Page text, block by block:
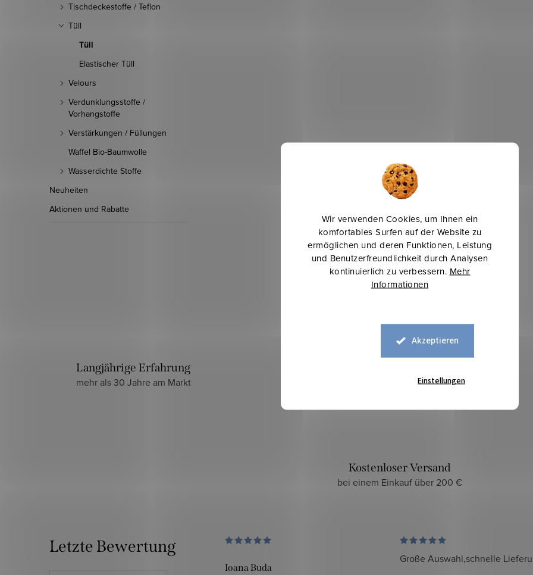
Wir verwenden Cookies, um Ihnen ein
komfortables Surfen auf der Website zu
ermöglichen und deren Funktionen, Leistung
und Benutzerfreundlichkeit durch Analysen
kontinuierlich zu verbessern. Mehr
Informationen
Akzeptieren
Einstellungen
Tischdeckestoffe / Teflon
Tüll
Tüll
Elastischer Tüll
Velours
Verdunklungsstoffe /
Vorhangstoffe
Verstärkungen / Füllungen
Waffel Bio-Baumwolle
Wasserdichte Stoffe
Neuheiten
Aktionen und Rabatte
Langjährige Erfahrung
mehr als 30 Jahre am Markt zuverlässiger und sicherer E-Shop
Kostenloser Versand
bei einem Einkauf über 200 €
Letzte Bewertung
Ioana Buda
Große Auswahl,schnelle